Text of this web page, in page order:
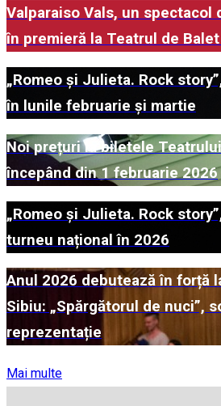
Valparaiso Vals, un spectacol
în premieră la Teatrul de
„Romeo și Julieta. Rock
în lunile februarie și martie
Noi prețuri la biletele
începând din 1 februarie 2026
„Romeo și Julieta. Rock
turneu național în 2026
Anul 2026 debutează în forță
Sibiu: „Spărgătorul de nuci”,
reprezentație
Mai multe